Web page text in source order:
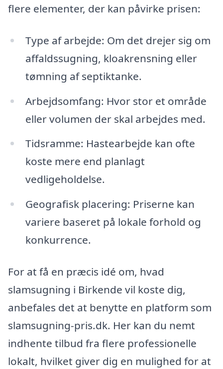
flere elementer, der kan påvirke prisen:
Type af arbejde: Om det drejer sig om
affaldssugning, kloakrensning eller
tømning af septiktanke.
Arbejdsomfang: Hvor stor et område
eller volumen der skal arbejdes med.
Tidsramme: Hastearbejde kan ofte
koste mere end planlagt
vedligeholdelse.
Geografisk placering: Priserne kan
variere baseret på lokale forhold og
konkurrence.
For at få en præcis idé om, hvad
slamsugning i Birkende vil koste dig,
anbefales det at benytte en platform som
slamsugning-pris.dk. Her kan du nemt
indhente tilbud fra flere professionelle
lokalt, hvilket giver dig en mulighed for at